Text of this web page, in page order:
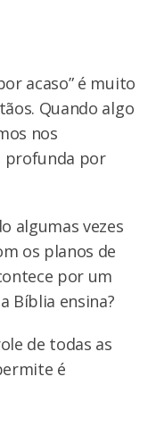
acaso” é muito
Quando algo
nos
profunda por
algumas vezes
os planos de
por um
Bíblia ensina?
de todas as
é